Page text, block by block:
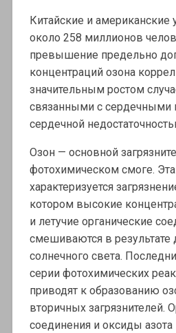
Китайские и
около 258 миллионов
превышение предельно
концентраций озона
значительным ростом
связанными с сердечными
сердечной
Озон — основной
фотохимическом смоге.
характеризуется
котором высокие
и летучие органические
смешиваются в результате
солнечного света.
серии фотохимических
приводят к образованию
вторичных загрязнителей.
соединения и оксиды